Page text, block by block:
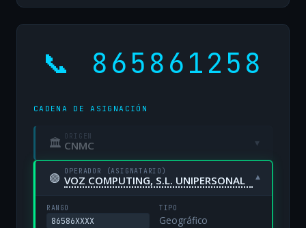
📞 865861258
CADENA DE ASIGNACIÓN
🏛 ORIGEN
CNMC ▾
🟢 OPERADOR (ASIGNATARIO)
VOZ COMPUTING, S.L. UNIPERSONAL ▾
RANGO
86586XXXX
TIPO
Geográfico